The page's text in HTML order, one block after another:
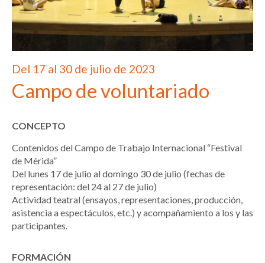
Del 17 al 30 de julio de 2023
Campo de voluntariado
CONCEPTO
Contenidos del Campo de Trabajo Internacional “Festival
de Mérida”
Del lunes 17 de julio al domingo 30 de julio (fechas de
representación: del 24 al 27 de julio)
Actividad teatral (ensayos, representaciones, producción,
asistencia a espectáculos, etc.) y acompañamiento a los y las
participantes.
FORMACIÓN